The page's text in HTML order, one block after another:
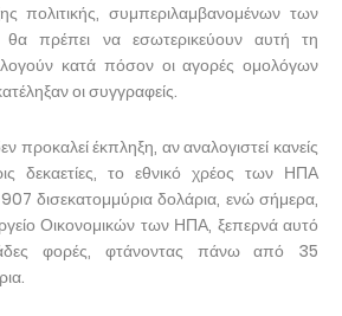
πολιτικής, συμπεριλαμβανομένων των
θα πρέπει να εσωτερικεύουν αυτή τη
κατά πόσον οι αγορές ομολόγων
οι συγγραφείς.
προκαλεί έκπληξη, αν αναλογιστεί κανείς
δεκαετίες, το εθνικό χρέος των ΗΠΑ
δισεκατομμύρια δολάρια, ενώ σήμερα,
Οικονομικών των ΗΠΑ, ξεπερνά αυτό
φορές, φτάνοντας πάνω από 35